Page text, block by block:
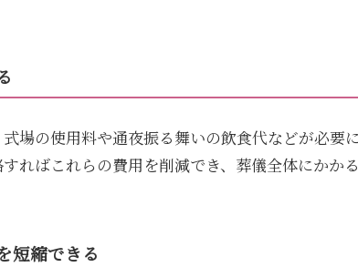
場の使用料や通夜振る舞いの飲食代などが必要に
ればこれらの費用を削減でき、葬儀全体にかか
短縮できる